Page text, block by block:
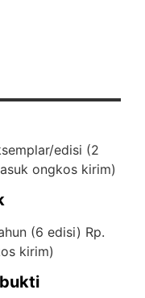
edisi (2
ongkos kirim)
(6 edisi) Rp.
kirim)